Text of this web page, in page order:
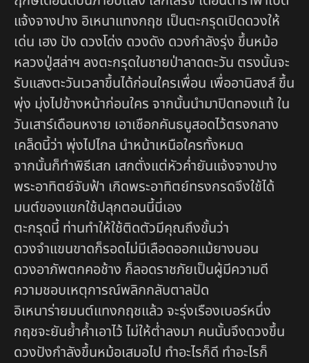
แจ้งจางปาง อิเหนาแทงกฤช เป็นตะกรุดเปิดดวงให้
เด่น เฮง ปัง ดวงโด่ง ดวงดัง ดวงกำลังรุ่ง ขึ้นหม้อ
หลวงปู่สล่าฯ ลงตะกรุดในชายป่าลาดตะวัน ตรงนั้นจะ
รับแสงตะวันเวลาขึ้นได้ก่อนใครเพื่อน เพื่ออานิสงส์ ขึ้น
พุ่ง มุ่งไปข้างหน้าก่อนใคร จากนั้นนำมาปิดทองแท้ ใน
วันเสาร์เดือนหงาย เอาเชือกคันธนูสอดไว้ตรงกลาง
เคล็ดนี้ว่า พุ่งไปไกล นำหน้าเหนือใครทั้งหมด
จากนั้นก็ทำพิธีเสก เสกตั่งแต่หัวค่ำยันแจ้งจางปาง
พระอาทิตย์จับฟ้า เกิดพระอาทิตย์ทรงกรดจึงใช้ได้
มนต์ของแขกใช้ปลุกตอนนี้นี่เอง
ตะกรุดนี้ ท่านทำให้ใช้ติดตัวมีคุณถึงขั้นว่า
ดวงจำแขนขาดก็รอดไม่มีเลือดออกแม้ยางบอน
ดวงอาภัพตกคอช้าง ก็ลอดราชภัยเป็นผู้มีความดี
ความชอบเหตุการณ์พลิกกลับตาลปัด
อิเหนาร่ายมนต์แทงกฤชแล้ว จะรุ่งเรืองเบอร์หนึ่ง
กฤชจะยันย้ำค้ำเอาไว้ ไม่ให้ต่ำลงมา คนนั้นจึงดวงขึ้น
ดวงปังกำลังขึ้นหม้อเสมอไป ทำอะไรก็ดี ทำอะไรก็